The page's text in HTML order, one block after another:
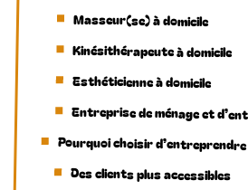
Masseur(se) à domicile
Kinésithérapeute à domicile
Esthéticienne à domicile
Entreprise de ménage et
Pourquoi choisir d’entreprendre
Des clients plus accessibles